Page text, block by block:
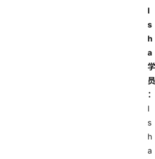
I
s
h
a
学
员
：
I
s
h
a